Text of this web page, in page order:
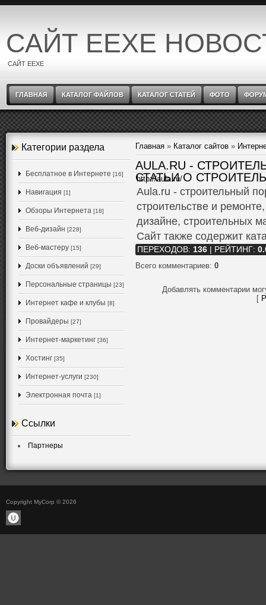
САЙТ EEXE
САЙТ EEXE
ГЛАВНАЯ КАТАЛОГ ФАЙЛОВ КАТАЛОГ СТАТЕЙ ФОТО
Категории раздела
Бесплатное в Интернете [16]
Навигация [1]
Обзоры Интернета [18]
Веб-дизайн [228]
Веб-мастеру [15]
Доски объявлений [29]
Персональные страницы [23]
Интернет кафе и клубы [8]
Провайдеры [27]
Интернет-маркетинг [36]
Хостинг [35]
Интернет-услуги [230]
Электронная почта [1]
Ссылки
Партнеры
Главная » Каталог сайтов »
AULA.RU -
СТАТЬИ О
http://aula.ru/
Aula.ru - строительный
строительстве и
дизайне, строительных
Сайт также содержит
ПЕРЕХОДОВ: 136 РЕЙТИНГ:
Всего комментариев: 0
Добавлять комментарии
[
Copyright MyCorp © 2026